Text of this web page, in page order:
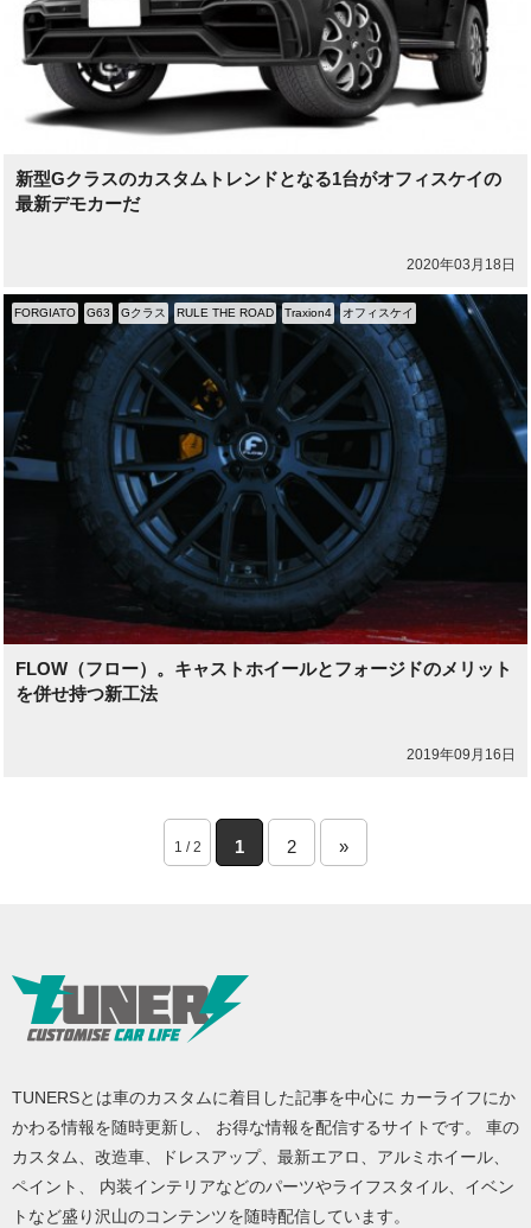
新型Gクラスのカスタムトレンドとなる1台がオフィスケイの
最新デモカーだ
2020年03月18日
FLOW（フロー）。キャストホイールとフォージドのメリット
を併せ持つ新工法
2019年09月16日
FORGIATO G63 Gクラス RULE THE ROAD Traxion4 オフィスケイ
1 / 2 1 2 »
TUNERSとは車のカスタムに着目した記事を中心に カーライフにか
かわる情報を随時更新し、 お得な情報を配信するサイトです。 車の
カスタム、改造車、ドレスアップ、最新エアロ、アルミホイール、
ペイント、 内装インテリアなどのパーツやライフスタイル、イベン
トなど盛り沢山のコンテンツを随時配信しています。